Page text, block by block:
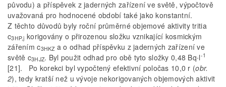
původu) a příspěvek z jaderných zařízení ve světě, výpočtově
uvažovaná pro hodnocené období také jako konstantní.
Z těchto důvodů byly roční průměrné objemové aktivity tritia
c3HP,j korigovány o přirozenou složku vznikající kosmickým
zářením c3HKZ a o odhad příspěvku z jaderných zařízení ve
světě c3HJZ. Byl použit odhad pro obě tyto složky 0,48 Bq∙l-1
[21]. Po korekci byl vypočtený efektivní poločas 10,0 r (obr.
2), tedy kratší než u vývoje nekorigovaných objemových aktivit